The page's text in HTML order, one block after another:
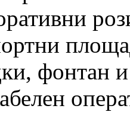
фонтан